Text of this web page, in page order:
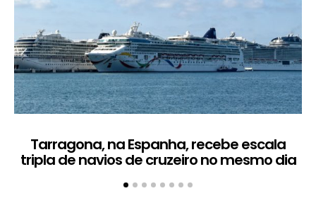
Tarragona, na Espanha, recebe escala
tripla de navios de cruzeiro no mesmo dia